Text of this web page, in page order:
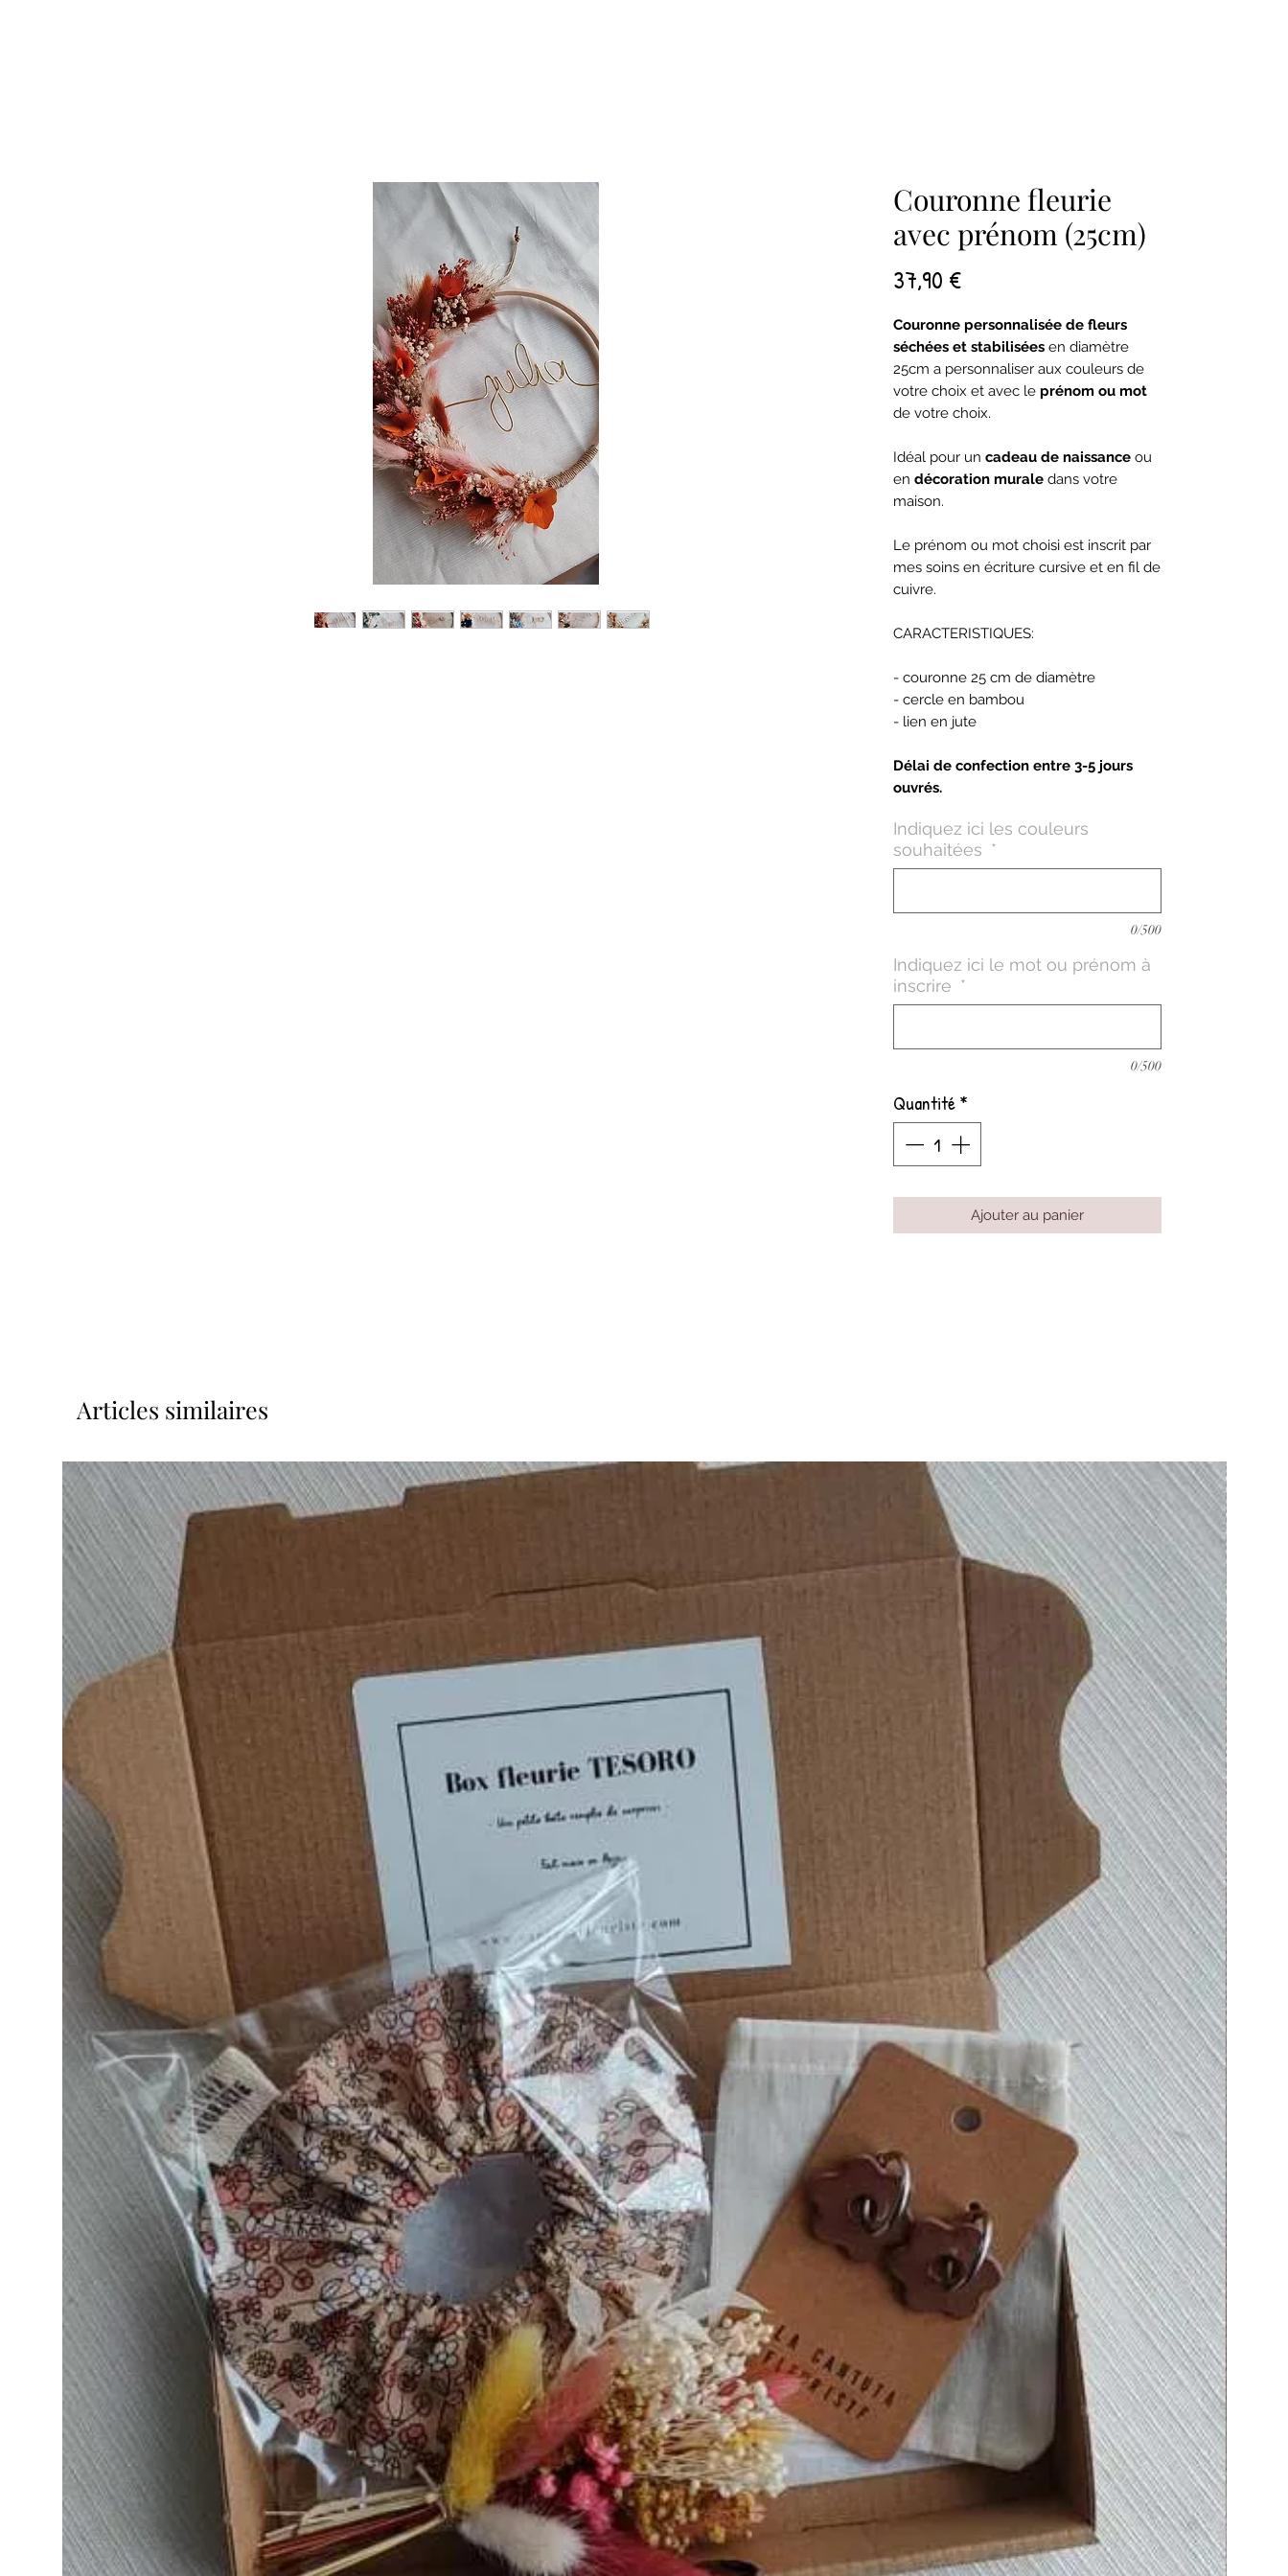
Couronne fleurie
avec prénom (25cm)
37,90 €Prix
Couronne personnalisée de fleurs
séchées et stabilisées en diamètre
25cm a personnaliser aux couleurs de
votre choix et avec le prénom ou mot
de votre choix.
Idéal pour un cadeau de naissance ou
en décoration murale dans votre
maison.
Le prénom ou mot choisi est inscrit par
mes soins en écriture cursive et en fil de
cuivre.
CARACTERISTIQUES:
- couronne 25 cm de diamètre
- cercle en bambou
- lien en jute
Délai de confection entre 3-5 jours
ouvrés.
Indiquez ici les couleurs
souhaitées *
0/500
Indiquez ici le mot ou prénom à
inscrire *
0/500
Quantité*
Ajouter au panier
Articles similaires